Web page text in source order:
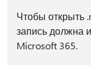
Чтобы открыть
запись должна
Microsoft 365.